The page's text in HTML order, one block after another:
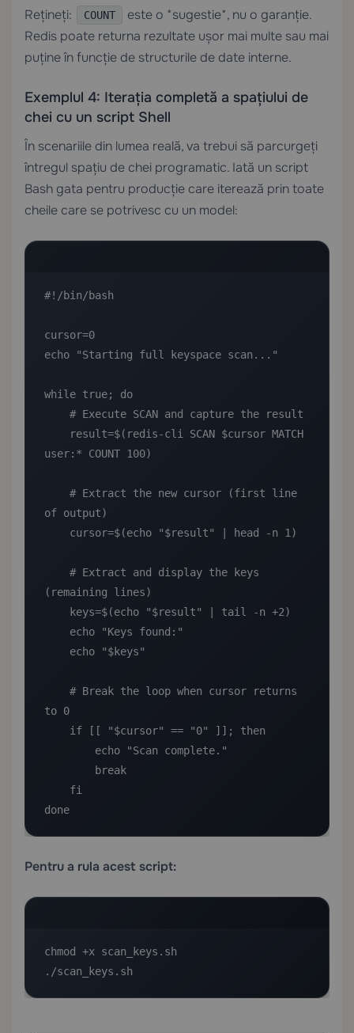
Rețineți: COUNT
este o *sugestie*, nu o garanție.
Redis poate returna rezultate ușor mai multe sau mai
puține în funcție de structurile de date interne.
Exemplul 4: Iterația completă a spațiului de
chei cu un script Shell
În scenariile din lumea reală, va trebui să parcurgeți
întregul spațiu de chei programatic. Iată un script
Bash gata pentru producție care iterează prin toate
cheile care se potrivesc cu un model:
#!/bin/bash
cursor=0
echo "Starting full keyspace scan..."
while true; do
user:* COUNT 100)
of output)
(remaining lines)
to 0
done
Pentru a rula acest script:
chmod +x scan_keys.sh
./scan_keys.sh